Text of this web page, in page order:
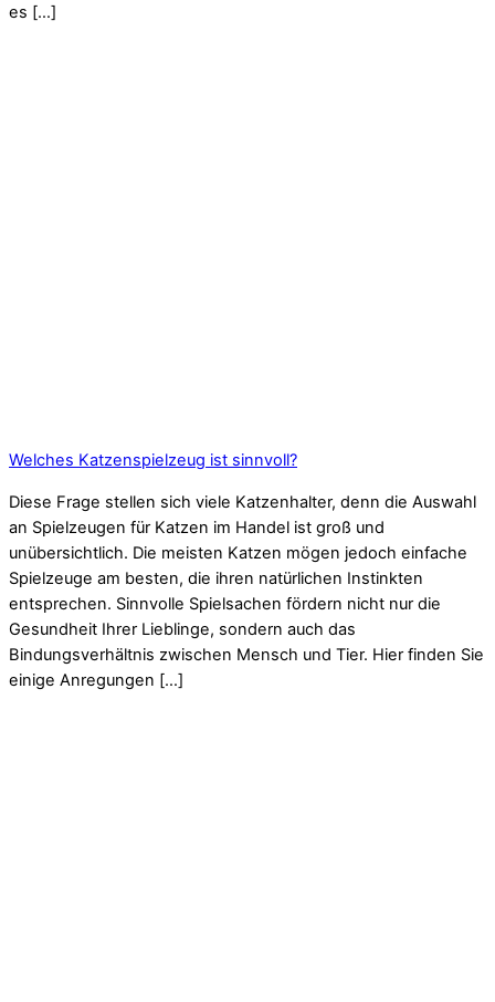
es […]
Welches Katzenspielzeug ist sinnvoll?
Diese Frage stellen sich viele Katzenhalter, denn die Auswahl
an Spielzeugen für Katzen im Handel ist groß und
unübersichtlich. Die meisten Katzen mögen jedoch einfache
Spielzeuge am besten, die ihren natürlichen Instinkten
entsprechen. Sinnvolle Spielsachen fördern nicht nur die
Gesundheit Ihrer Lieblinge, sondern auch das
Bindungsverhältnis zwischen Mensch und Tier. Hier finden Sie
einige Anregungen […]